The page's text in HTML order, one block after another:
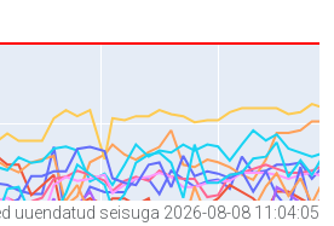
uuendatud seisuga 2026-08-08 11:04:05